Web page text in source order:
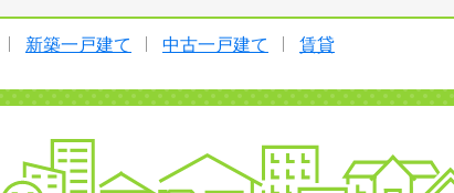
新築一戸建て 中古一戸建て 賃貸